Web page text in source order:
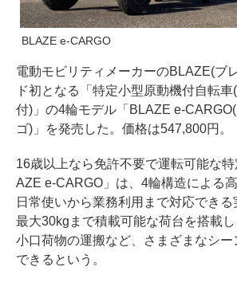
BLAZE e-CARGO
電動モビリティメーカーのBLAZE(ブ
ド初となる「特定小型原動機付自転
付)」の4輪モデル「BLAZE e-
ゴ)」を発売した。価格は547,800円。
16歳以上なら免許不要で運転可能な
AZE e-CARGO」は、4輪構造による
日常使いから業務利用まで対応できる
最大30kgまで積載可能な荷台を搭載
小口荷物の運搬など、さまざまなシー
できるという。